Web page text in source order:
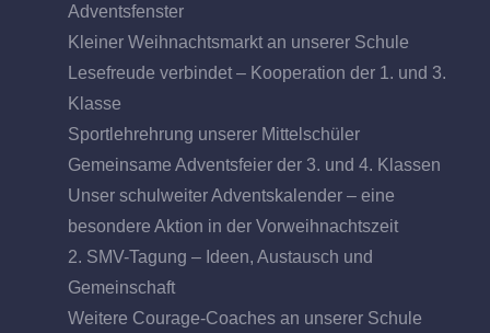
Adventsfenster
Kleiner Weihnachtsmarkt an unserer Schule
Lesefreude verbindet – Kooperation der 1. und 3.
Klasse
Sportlehrehrung unserer Mittelschüler
Gemeinsame Adventsfeier der 3. und 4. Klassen
Unser schulweiter Adventskalender – eine
besondere Aktion in der Vorweihnachtszeit
2. SMV-Tagung – Ideen, Austausch und
Gemeinschaft
Weitere Courage-Coaches an unserer Schule